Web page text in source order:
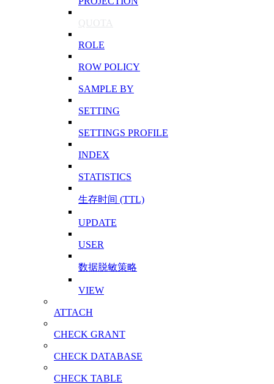
QUOTA
ROLE
ROW POLICY
SAMPLE BY
SETTING
SETTINGS PROFILE
INDEX
STATISTICS
生存时间 (TTL)
UPDATE
USER
数据脱敏策略
VIEW
ATTACH
CHECK GRANT
CHECK DATABASE
CHECK TABLE